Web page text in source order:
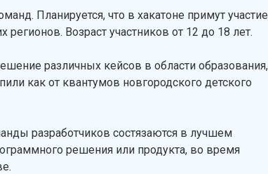
Планируется, что в хакатоне примут участие
Возраст участников от 12 до 18 лет.
различных кейсов в области образования,
как от квантумов новгородского детского
разработчиков состязаются в лучшем
решения или продукта, во время